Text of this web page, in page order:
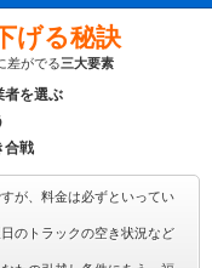
げる秘訣
差がでる三大要素
者を選ぶ
合戦
が、料金は必ずといってい
のトラックの空き状況など